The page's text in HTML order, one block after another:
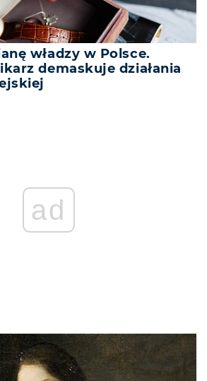
władzy w Polsce.
demaskuje działania
ad